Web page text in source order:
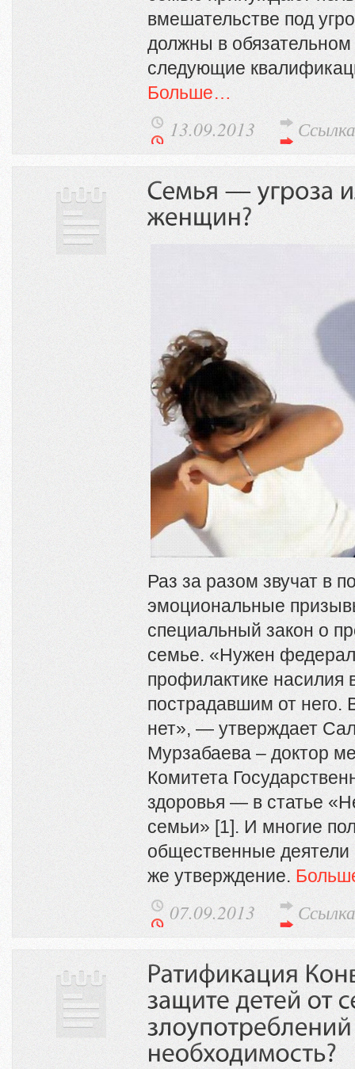
вмешательстве под
должны в обязательном
следующие
Больше…
13.09.2013 Ссылка
Раз за разом звучат в
эмоциональные
специальный закон о
семье. «Нужен
профилактике
пострадавшим от него.
нет», — утверждает
Мурзабаева – доктор
Комитета
здоровья — в статье
семьи» [1]. И многие
общественные деятели
же утверждение.
07.09.2013 Ссылка